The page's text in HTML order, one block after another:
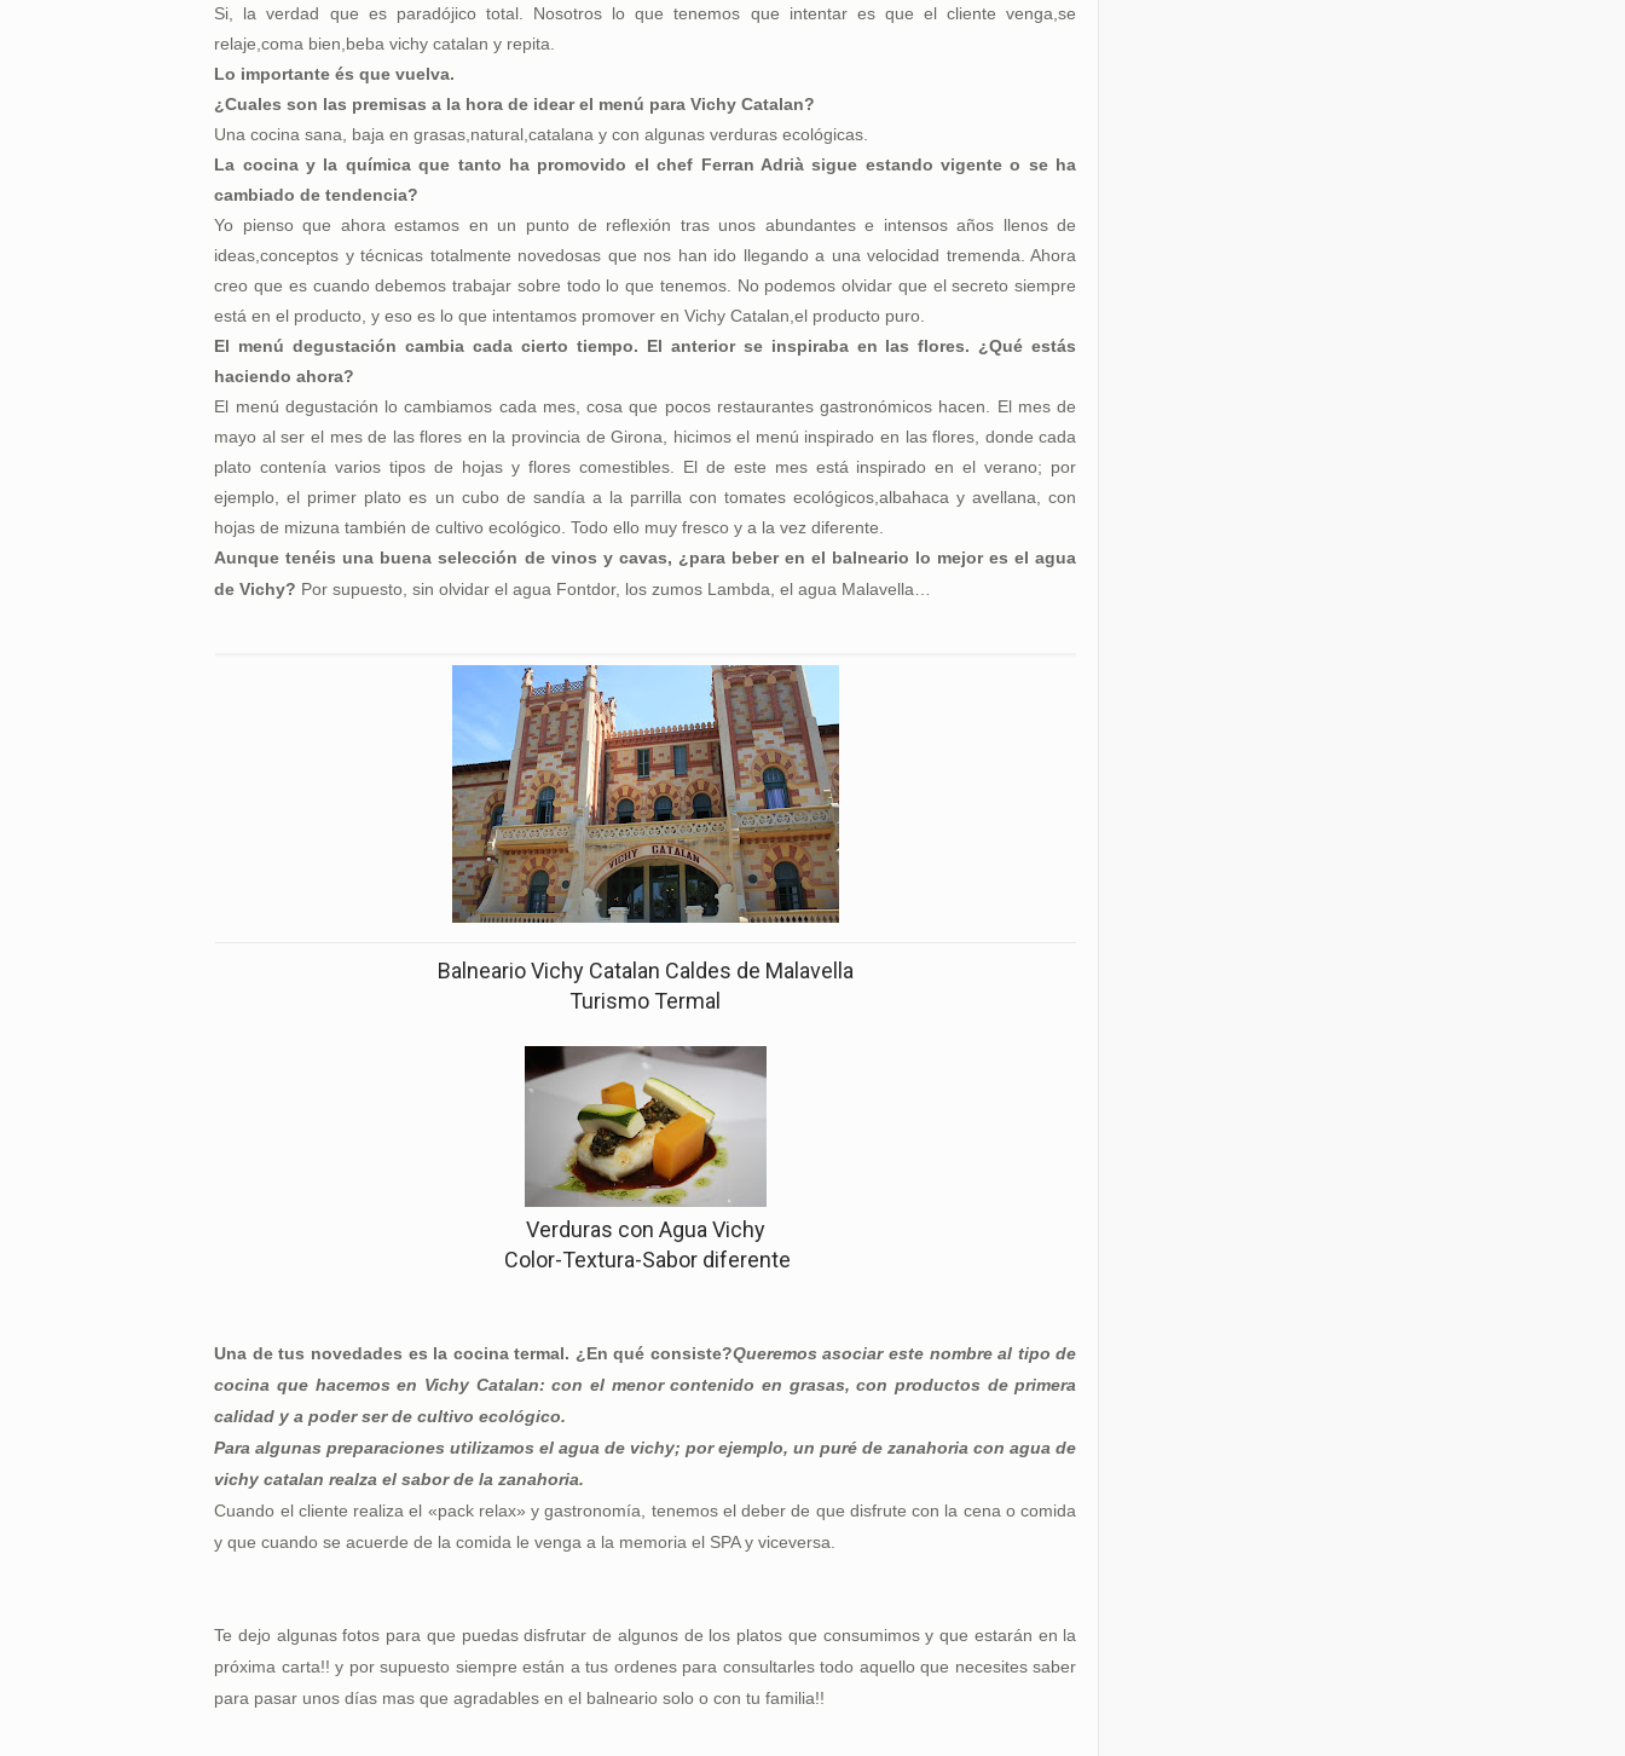
Si, la verdad que es paradójico total. Nosotros lo que tenemos que intentar es que el cliente venga,se
relaje,coma bien,beba vichy catalan y repita.
Lo importante és que vuelva.
¿Cuales son las premisas a la hora de idear el menú para Vichy Catalan?
Una cocina sana, baja en grasas,natural,catalana y con algunas verduras ecológicas.
La cocina y la química que tanto ha promovido el chef Ferran Adrià sigue estando vigente o se ha
cambiado de tendencia?
Yo pienso que ahora estamos en un punto de reflexión tras unos abundantes e intensos años llenos de
ideas,conceptos y técnicas totalmente novedosas que nos han ido llegando a una velocidad tremenda. Ahora
creo que es cuando debemos trabajar sobre todo lo que tenemos. No podemos olvidar que el secreto siempre
está en el producto, y eso es lo que intentamos promover en Vichy Catalan,el producto puro.
El menú degustación cambia cada cierto tiempo. El anterior se inspiraba en las flores. ¿Qué estás
haciendo ahora?
El menú degustación lo cambiamos cada mes, cosa que pocos restaurantes gastronómicos hacen. El mes de
mayo al ser el mes de las flores en la provincia de Girona, hicimos el menú inspirado en las flores, donde cada
plato contenía varios tipos de hojas y flores comestibles.
El de este mes está inspirado en el verano; por
ejemplo, el primer plato es un cubo de sandía a la parrilla con tomates ecológicos,albahaca y avellana, con
hojas de mizuna también de cultivo ecológico. Todo ello muy fresco y a la vez diferente.
Aunque tenéis una buena selección de vinos y cavas, ¿para beber en el balneario lo mejor es el agua
de Vichy? Por supuesto, sin olvidar el agua Fontdor, los zumos Lambda, el agua Malavella…
Balneario Vichy Catalan Caldes de Malavella
Turismo Termal
Verduras con Agua Vichy
Color-Textura-Sabor diferente
Una de tus novedades es la cocina termal. ¿En qué consiste?Queremos asociar este nombre al tipo de
cocina que hacemos en Vichy Catalan: con el menor contenido en grasas, con productos de primera
calidad y a poder ser de cultivo ecológico.
Para algunas preparaciones utilizamos el agua de vichy; por ejemplo, un puré de zanahoria con agua de
vichy catalan realza el sabor de la zanahoria.
Cuando el cliente realiza el «pack relax» y gastronomía, tenemos el deber de que disfrute con la cena o comida
y que cuando se acuerde de la comida le venga a la memoria el SPA y viceversa.
Te dejo algunas fotos para que puedas disfrutar de algunos de los platos que consumimos y que estarán en la
próxima carta!! y por supuesto siempre están a tus ordenes para consultarles todo aquello que necesites saber
para pasar unos días mas que agradables en el balneario solo o con tu familia!!